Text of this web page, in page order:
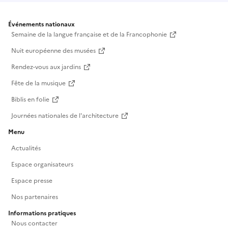
Événements nationaux
Semaine de la langue française et de la Francophonie
Nuit européenne des musées
Rendez-vous aux jardins
Fête de la musique
Biblis en folie
Journées nationales de l'architecture
Menu
Actualités
Espace organisateurs
Espace presse
Nos partenaires
Informations pratiques
Nous contacter